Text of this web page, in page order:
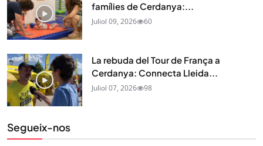
famílies de Cerdanya:...
Juliol 09, 2026 60
La rebuda del Tour de França a
Cerdanya: Connecta Lleida...
Juliol 07, 2026 98
Segueix-nos